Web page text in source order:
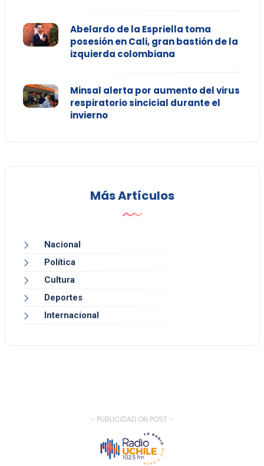
Abelardo de la Espriella toma
posesión en Cali, gran bastión de la
izquierda colombiana
Minsal alerta por aumento del virus
respiratorio sincicial durante el
invierno
Más Artículos
Nacional
Política
Cultura
Deportes
Internacional
- PUBLICIDAD ON POST -